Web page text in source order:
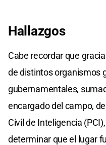
Hallazgos
Cabe recordar que
de distintos organismos
gubernamentales,
encargado del campo,
Civil de Inteligencia
determinar que el lugar